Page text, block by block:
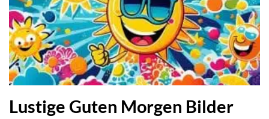
Lustige Guten Morgen Bilder